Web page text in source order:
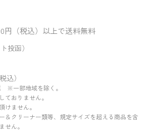
円（税込）以上で送料無料
投函）
込）
※一部地域を除く。
ておりません。
けません。
＆クリーナー類等、規定サイズを超える商品を含
せん。